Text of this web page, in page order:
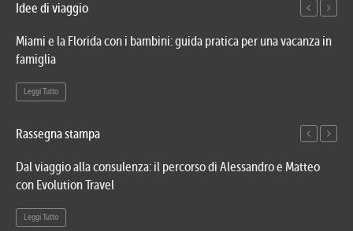
Idee di viaggio
Miami e la Florida con i bambini: guida pratica per una vacanza in
famiglia
Leggi Tutto
Rassegna stampa
Dal viaggio alla consulenza: il percorso di Alessandro e Matteo
con Evolution Travel
Leggi Tutto